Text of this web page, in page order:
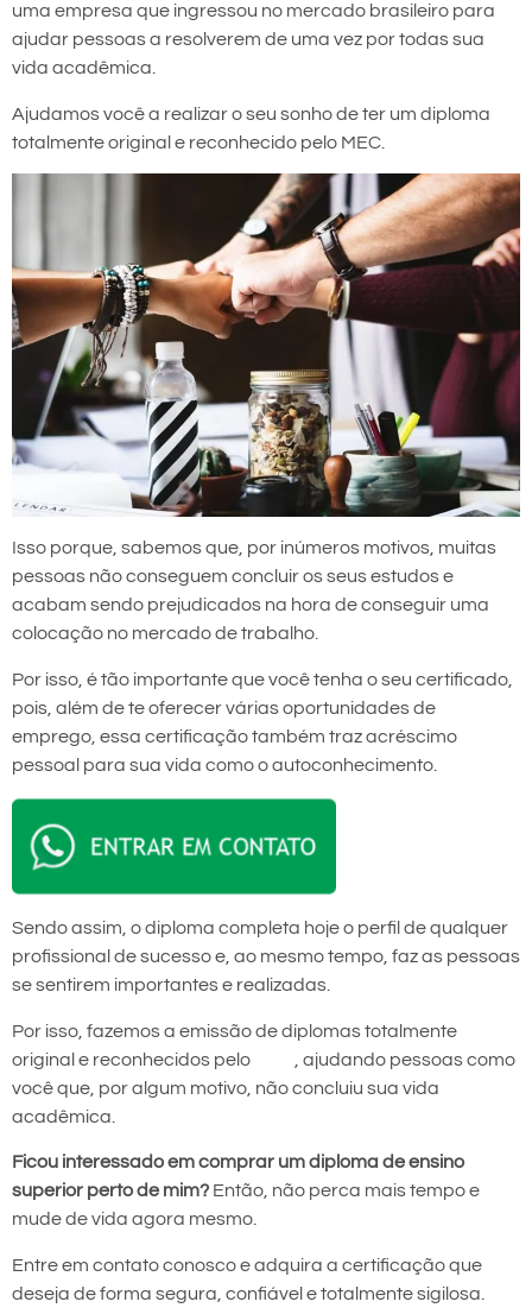
uma empresa que ingressou no mercado brasileiro para
ajudar pessoas a resolverem de uma vez por todas sua
vida acadêmica.
Ajudamos você a realizar o seu sonho de ter um diploma
totalmente original e reconhecido pelo MEC.
Isso porque, sabemos que, por inúmeros motivos, muitas
pessoas não conseguem concluir os seus estudos e
acabam sendo prejudicados na hora de conseguir uma
colocação no mercado de trabalho.
Por isso, é tão importante que você tenha o seu certificado,
pois, além de te oferecer várias oportunidades de
emprego, essa certificação também traz acréscimo
pessoal para sua vida como o autoconhecimento.
Sendo assim, o diploma completa hoje o perfil de qualquer
profissional de sucesso e, ao mesmo tempo, faz as pessoas
se sentirem importantes e realizadas.
Por isso, fazemos a emissão de diplomas totalmente
original e reconhecidos pelo
, ajudando pessoas como
você que, por algum motivo, não concluiu sua vida
acadêmica.
Ficou interessado em comprar um diploma de ensino
superior perto de mim? Então, não perca mais tempo e
mude de vida agora mesmo.
Entre em contato conosco e adquira a certificação que
deseja de forma segura, confiável e totalmente sigilosa.